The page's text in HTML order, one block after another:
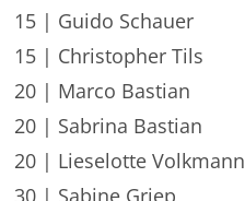
15 | Guido Schauer
15 | Christopher Tils
20 | Marco Bastian
20 | Sabrina Bastian
20 | Lieselotte Volkmann
30 | Sabine Griep